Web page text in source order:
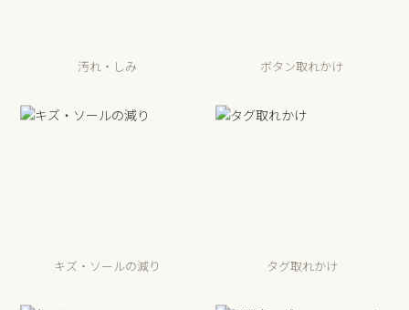
汚れ・しみ ボタン取れかけ
キズ・ソールの減り タグ取れかけ